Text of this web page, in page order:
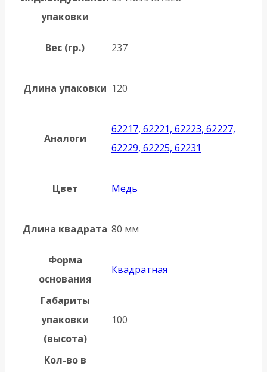
упаковки
Вес (гр.) 237
Длина упаковки 120
Аналоги
62217, 62221, 62223, 62227,
62229, 62225, 62231
Цвет Медь
Длина квадрата 80 мм
Форма
основания
Квадратная
Габариты
упаковки
(высота)
100
Кол-во в